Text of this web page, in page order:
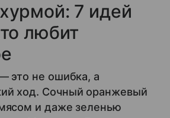
7 идей
любит
это не ошибка, а
ход. Сочный оранжевый
и даже зеленью